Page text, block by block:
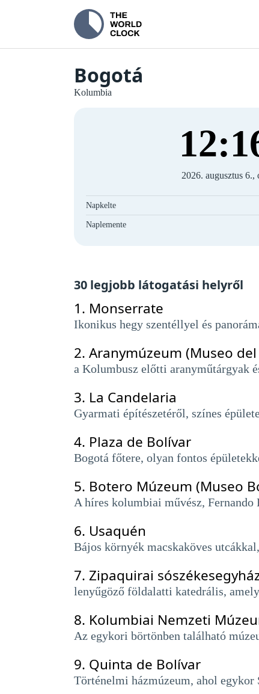
Bogotá
Kolumbia
12:
2026. augusztus 6.,
Napkelte
Naplemente
30 legjobb látogatási helyről
1. Monserrate
Ikonikus hegy szentéllyel és
2. Aranymúzeum (Museo
a Kolumbusz előtti aranyműtárgyak
3. La Candelaria
Gyarmati építészetéről, színes
4. Plaza de Bolívar
Bogotá főtere, olyan fontos
5. Botero Múzeum (Museo
A híres kolumbiai művész,
6. Usaquén
Bájos környék macskaköves
7. Zipaquirai
lenyűgöző földalatti katedrális,
8. Kolumbiai Nemzeti
Az egykori börtönben található
9. Quinta de Bolívar
Történelmi házmúzeum, ahol